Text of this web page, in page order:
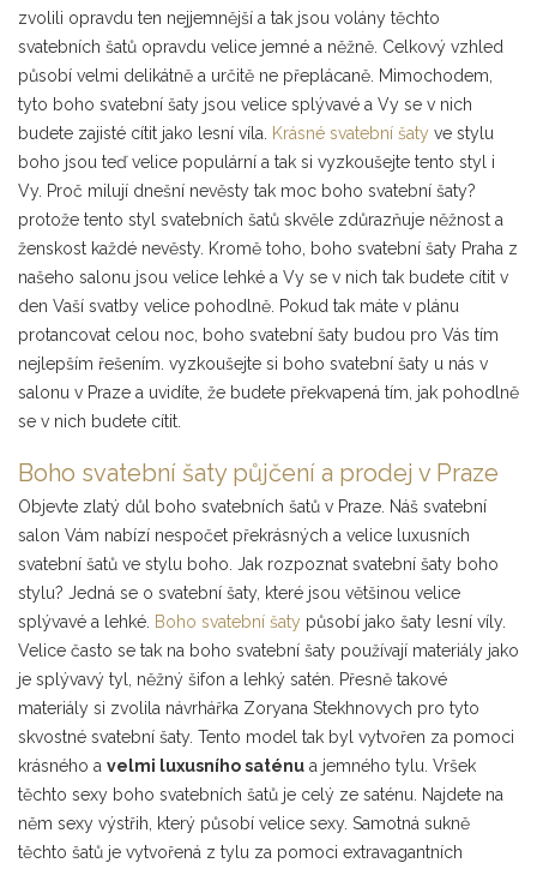
zvolili opravdu ten nejjemnější a tak jsou volány těchto
svatebních šatů opravdu velice jemné a něžně. Celkový vzhled
působí velmi delikátně a určitě ne přeplácaně. Mimochodem,
tyto boho svatební šaty jsou velice splývavé a Vy se v nich
budete zajisté cítit jako lesní víla.
Krásné svatební šaty ve stylu
boho jsou teď velice populární a tak si vyzkoušejte tento styl i
Vy. Proč milují dnešní nevěsty tak moc boho svatební šaty?
protože tento styl svatebních šatů skvěle zdůrazňuje něžnost a
ženskost každé nevěsty. Kromě toho, boho svatební šaty Praha z
našeho salonu jsou velice lehké a Vy se v nich tak budete cítit v
den Vaší svatby velice pohodlně. Pokud tak máte v plánu
protancovat celou noc, boho svatební šaty budou pro Vás tím
nejlepším řešením. vyzkoušejte si boho svatební šaty u nás v
salonu v Praze a uvidíte, že budete překvapená tím, jak pohodlně
se v nich budete cítit.
Boho svatební šaty půjčení a prodej v Praze
Objevte zlatý důl boho svatebních šatů v Praze. Náš svatební
salon Vám nabízí nespočet překrásných a velice luxusních
svatební šatů ve stylu boho. Jak rozpoznat svatební šaty boho
stylu? Jedná se o svatební šaty, které jsou většinou velice
splývavé a lehké. Boho svatební šaty působí jako šaty lesní víly.
Velice často se tak na boho svatební šaty používají materiály jako
je splývavý tyl, něžný šifon a lehký satén. Přesně takové
materiály si zvolila návrhářka Zoryana Stekhnovych pro tyto
skvostné svatební šaty. Tento model tak byl vytvořen za pomoci
krásného a velmi luxusního saténu a jemného tylu. Vršek
těchto sexy boho svatebních šatů je celý ze saténu. Najdete na
něm sexy výstřih, který působí velice sexy. Samotná sukně
těchto šatů je vytvořená z tylu za pomoci extravagantních